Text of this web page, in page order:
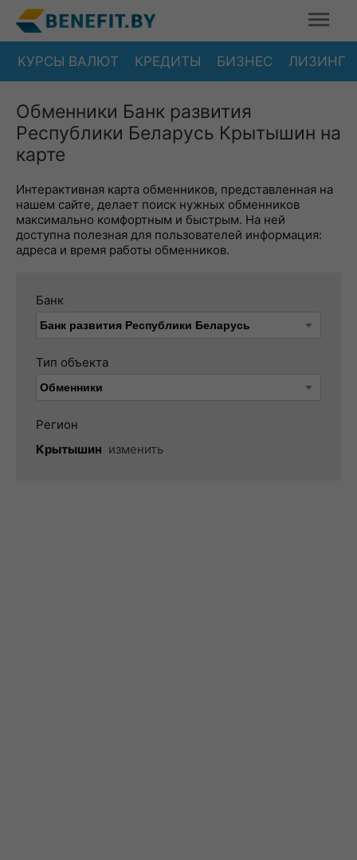
КУРСЫ ВАЛЮТ КРЕДИТЫ БИЗНЕС ЛИЗИНГ
Обменники Банк развития
Республики Беларусь Крытышин на
карте
Интерактивная карта обменников, представленная на
нашем сайте, делает поиск нужных обменников
максимально комфортным и быстрым. На ней
доступна полезная для пользователей информация:
адреса и время работы обменников.
Банк
Тип объекта
Регион
Крытышин изменить